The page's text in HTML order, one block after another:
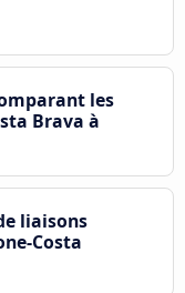
les
Brava à
liaisons
Costa